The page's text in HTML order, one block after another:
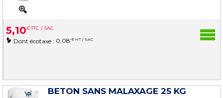
5,10€TTC / SAC
Dont écotaxe : 0,08 € HT / SAC
BETON SANS MALAXAGE 25 KG